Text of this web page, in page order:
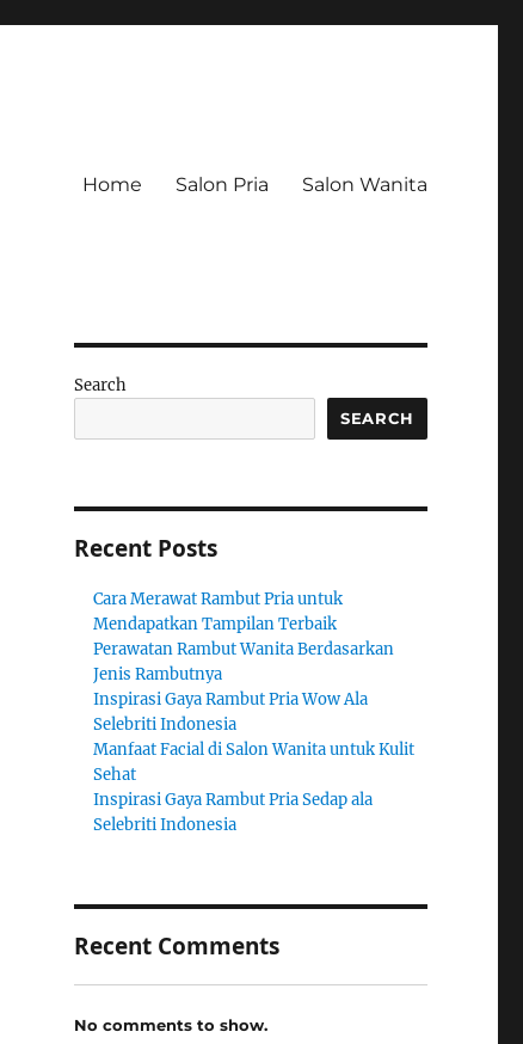
Home Salon Pria Salon Wanita
Search
SEARCH
Recent Posts
Cara Merawat Rambut Pria untuk
Mendapatkan Tampilan Terbaik
Perawatan Rambut Wanita Berdasarkan
Jenis Rambutnya
Inspirasi Gaya Rambut Pria Wow Ala
Selebriti Indonesia
Manfaat Facial di Salon Wanita untuk Kulit
Sehat
Inspirasi Gaya Rambut Pria Sedap ala
Selebriti Indonesia
Recent Comments
No comments to show.